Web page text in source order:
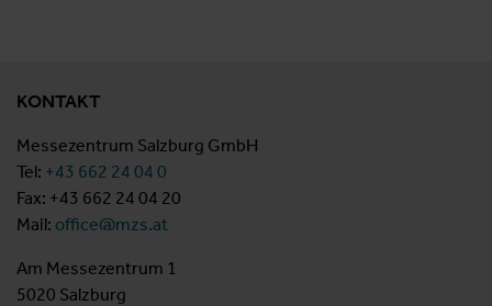
KONTAKT
Messezentrum Salzburg GmbH
Tel: +43 662 24 04 0
Fax: +43 662 24 04 20
Mail: office@mzs.at
Am Messezentrum 1
5020 Salzburg